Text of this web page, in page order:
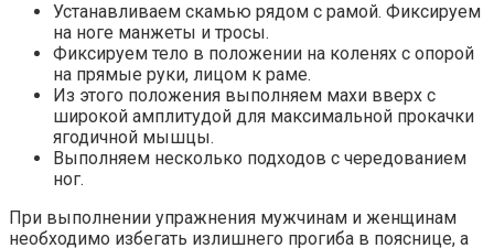
Устанавливаем скамью рядом с рамой. Фиксируем
на ноге манжеты и тросы.
Фиксируем тело в положении на коленях с опорой
на прямые руки, лицом к раме.
Из этого положения выполняем махи вверх с
широкой амплитудой для максимальной прокачки
ягодичной мышцы.
Выполняем несколько подходов с чередованием
ног.
При выполнении упражнения мужчинам и женщинам
необходимо избегать излишнего прогиба в пояснице, а